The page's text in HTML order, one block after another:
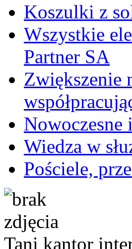
Koszulki z
Wszystkie
Partner SA
Zwiększenie
Nowoczesne
Wiedza w
Pościele,
Tani kantor